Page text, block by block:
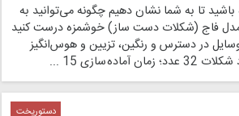
باشید تا به شما نشان دهیم چگونه می‌توانید به
فاج (شکلات دست ساز) خوشمزه درست کنید
در دسترس و رنگین، تزیین و هوس‌انگیز
آماده سازی 15 ...
دستورپخت